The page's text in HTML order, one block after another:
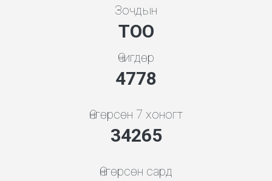
Зочдын
ТОО
Өчигдөр
5119
Өнгөрсөн 7 хоногт
36713
Өнгөрсөн сард